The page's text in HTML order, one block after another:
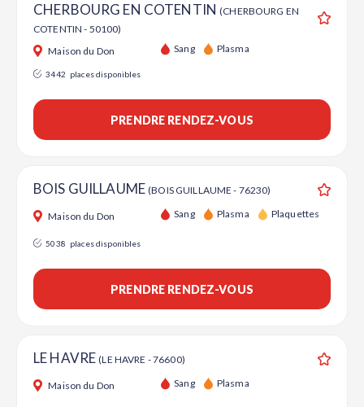
CHERBOURG EN COTENTIN(CHERBOURG EN
COTENTIN - 50100)
Maison du Don Sang Plasma
3442 places disponibles
PRENDRE RENDEZ-VOUS
BOIS GUILLAUME(BOIS GUILLAUME - 76230)
Maison du Don Sang Plasma Plaquettes
5038 places disponibles
PRENDRE RENDEZ-VOUS
LE HAVRE(LE HAVRE - 76600)
Maison du Don Sang Plasma